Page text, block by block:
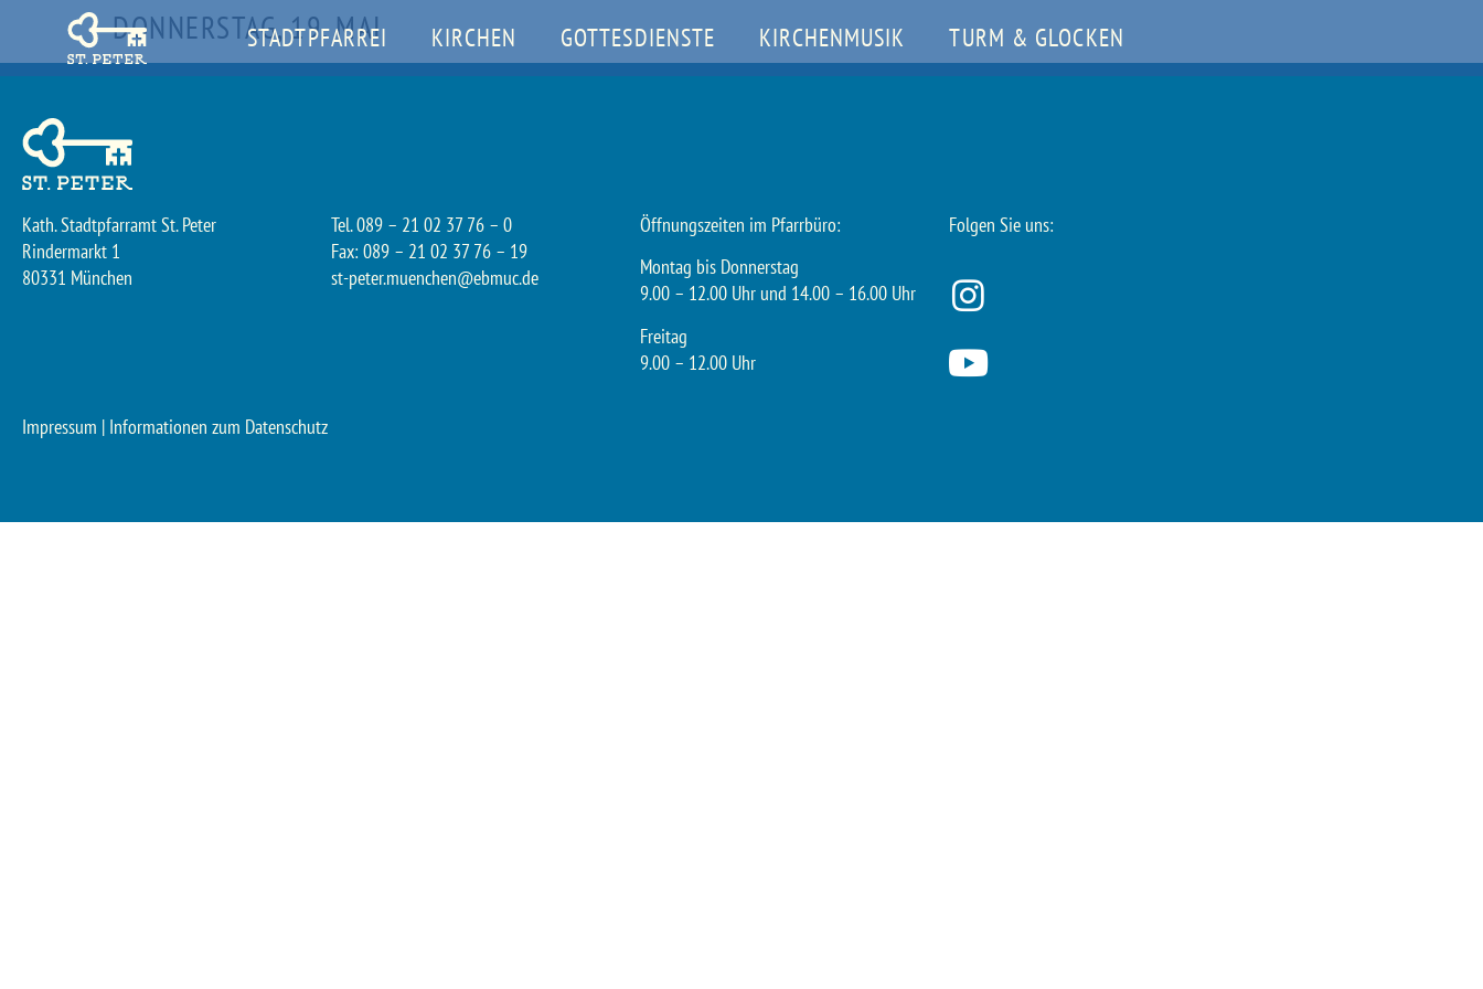
STADTPFARREI KIRCHEN GOTTESDIENSTE KIRCHENMUSIK TURM & GLOCKEN
DONNERSTAG, 19. MAI
Kath. Stadtpfarramt St. Peter
Rindermarkt 1
80331 München
Tel. 089 – 21 02 37 76 – 0
Fax: 089 – 21 02 37 76 – 19
st-peter.muenchen@ebmuc.de
Öffnungszeiten im Pfarrbüro:
Montag bis Donnerstag
9.00 – 12.00 Uhr und 14.00 – 16.00 Uhr
Freitag
9.00 – 12.00 Uhr
Folgen Sie uns:
Impressum | Informationen zum Datenschutz